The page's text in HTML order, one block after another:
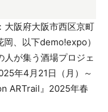
阪府大阪市西区京町
、以下demo!expo）
人が集う酒場プロジェ
年4月21日（月）～
ARTrail』2025年春